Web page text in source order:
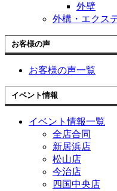
外壁
外構・エクス
お客様の声
お客様の声一覧
イベント情報
イベント情報一覧
全店合同
新居浜店
松山店
今治店
四国中央店